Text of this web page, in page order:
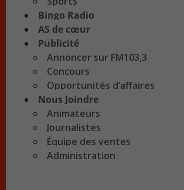
Bingo Radio
AS de cœur
Publicité
Annoncer sur FM103,3
Concours
Opportunités d’affaires
Nous Joindre
Animateurs
Journalistes
Équipe des ventes
Administration